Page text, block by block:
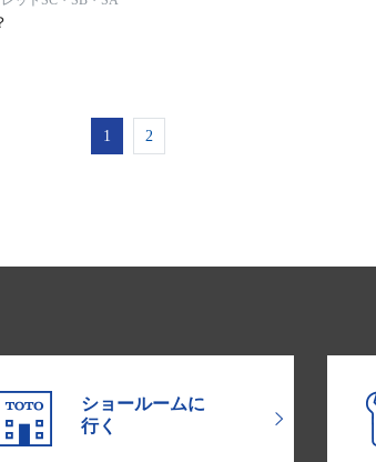
1 2
ショールームに
行く